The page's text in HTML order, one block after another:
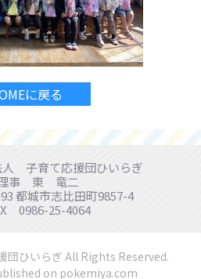
に戻る
人 子育て応援団ひいらぎ
事 東 竜二
都城市志比田町9857-4
0986-25-4064
団ひいらぎ All Rights Reserved.
on pokemiya.com